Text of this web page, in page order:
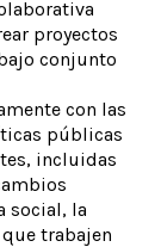
proyectos
conjunto
con las
públicas
incluidas
social, la
trabajen